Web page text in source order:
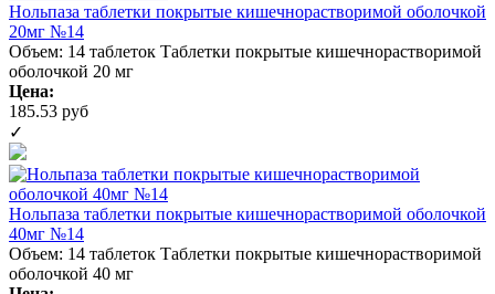
Нольпаза таблетки покрытые кишечнорастворимой оболочкой
20мг №14
Объем: 14 таблеток Таблетки покрытые кишечнорастворимой
оболочкой 20 мг
Цена:
185.53 руб
✓
Нольпаза таблетки покрытые кишечнорастворимой оболочкой
40мг №14
Объем: 14 таблеток Таблетки покрытые кишечнорастворимой
оболочкой 40 мг